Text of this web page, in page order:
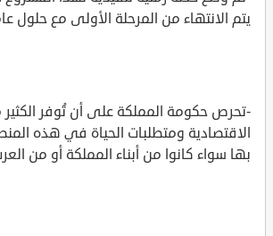
يتم الانتهاء من المرحلة الأولى مع حلول عام
-تحرص حكومة المملكة على أن تُوفر
الاقتصادية ومتطلبات الحياة في هذه
بها سواء كانوا من أبناء المملكة أو من